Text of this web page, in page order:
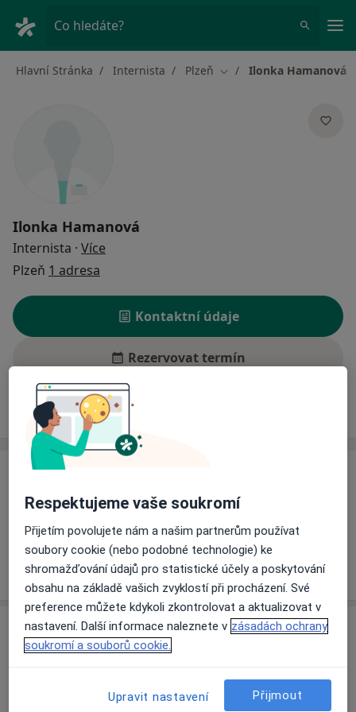
Co hledáte?
Hlavní Stránka Internista Plzeň Změna města
Ilonka Hamanová
Ilonka Hamanová
Internista · Více
Plzeň 1 adresa
Kontaktní údaje
Rezervovat termín
Ceník
Informace o službách a cenách nejsou k dispozici
Tento specialista ještě nepřidával žádné informace o
svých službách.
Adresa
Respektujeme vaše soukromí
Přijetím povolujete nám a našim partnerům používat
soubory cookie (nebo podobné technologie) ke
shromažďování údajů pro statistické účely a poskytování
obsahu na základě vašich zvyklostí při procházení. Své
preference můžete kdykoli zkontrolovat a aktualizovat v
nastavení. Další informace naleznete v zásadách ochrany
soukromí a souborů cookie.
Upravit nastavení Přijmout